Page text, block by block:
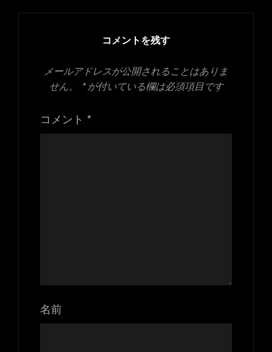
コメントを残す
メールアドレスが公開されることはありま
せん。
*が付いている欄は必須項目です
コメント *
名前